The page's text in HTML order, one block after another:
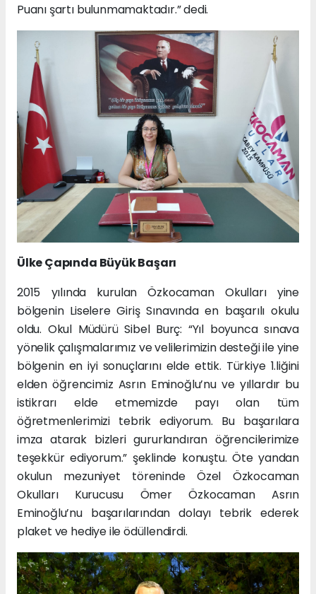
Puanı şartı bulunmamaktadır.” dedi.
Ülke Çapında Büyük Başarı
2015 yılında kurulan Özkocaman Okulları yine
bölgenin Liselere Giriş Sınavında en başarılı okulu
oldu. Okul Müdürü Sibel Burç: “Yıl boyunca sınava
yönelik çalışmalarımız ve velilerimizin desteği ile yine
bölgenin en iyi sonuçlarını elde ettik. Türkiye 1.liğini
elden öğrencimiz Asrın Eminoğlu’nu ve yıllardır bu
istikrarı elde etmemizde payı olan tüm
öğretmenlerimizi tebrik ediyorum. Bu başarılara
imza atarak bizleri gururlandıran öğrencilerimize
teşekkür ediyorum.” şeklinde konuştu. Öte yandan
okulun mezuniyet töreninde Özel Özkocaman
Okulları Kurucusu Ömer Özkocaman Asrın
Eminoğlu’nu başarılarından dolayı tebrik ederek
plaket ve hediye ile ödüllendirdi.